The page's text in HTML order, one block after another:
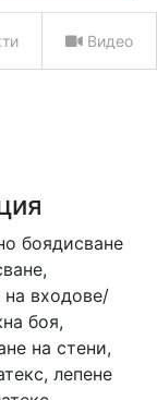
Видео
боядисване
на входове/
боя,
на стени,
лепене